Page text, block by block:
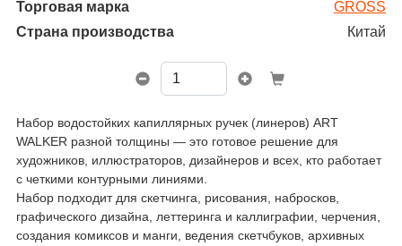
Торговая марка
GROSS
Страна производства
Китай
Набор водостойких капиллярных ручек (линеров) ART
WALKER разной толщины — это готовое решение для
художников, иллюстраторов, дизайнеров и всех, кто работает
с четкими контурными линиями.
Набор подходит для скетчинга, рисования, набросков,
графического дизайна, леттеринга и каллиграфии, черчения,
создания комиксов и манги, ведения скетчбуков, архивных